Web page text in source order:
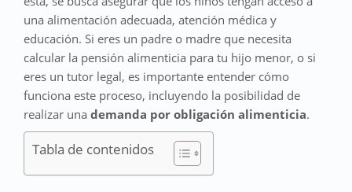
una alimentación adecuada, atención médica y
educación. Si eres un padre o madre que necesita
calcular la pensión alimenticia para tu hijo menor, o si
eres un tutor legal, es importante entender cómo
funciona este proceso, incluyendo la posibilidad de
realizar una demanda por obligación alimenticia.
Tabla de contenidos